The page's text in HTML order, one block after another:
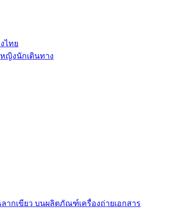
ไทย
ญิงนักเดินทาง
ากเขียว บนผลิตภัณฑ์เครื่องถ่ายเอกสาร